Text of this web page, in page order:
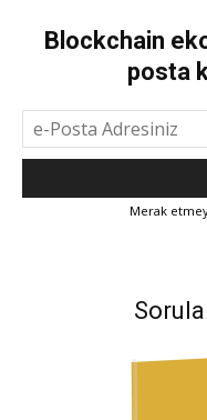
Blockchain
posta
Merak